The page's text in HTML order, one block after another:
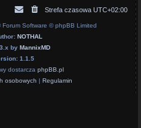
Strefa czasowa UTC+02:00
Forum Software © phpBB Limited
NOTHAL
by MannixMD
1.1.5
dostarcza phpBB.pl
osobowych | Regulamin